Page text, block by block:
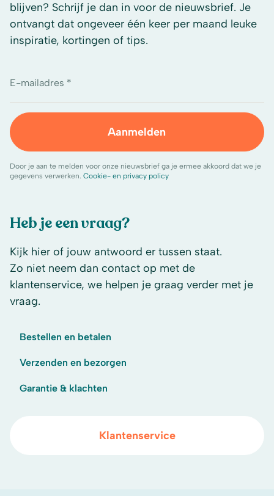
Heb je een vraag?
Kijk hier of jouw antwoord er tussen staat.
Zo niet neem dan contact op met de
klantenservice, we helpen je graag verder met je
vraag.
Bestellen en betalen
Verzenden en bezorgen
Garantie & klachten
Klantenservice
blijven? Schrijf je dan in voor de nieuwsbrief. Je
ontvangt dat ongeveer één keer per maand leuke
inspiratie, kortingen of tips.
E-mailadres *
Aanmelden
Door je aan te melden voor onze nieuwsbrief ga je ermee akkoord dat we je
gegevens verwerken. Cookie- en privacy policy